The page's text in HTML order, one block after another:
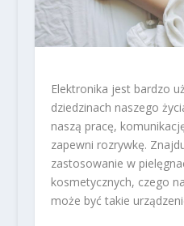
Elektronika jest bardzo
dziedzinach naszego
naszą pracę,
zapewni rozrywkę.
zastosowanie w
kosmetycznych, czego
może być takie